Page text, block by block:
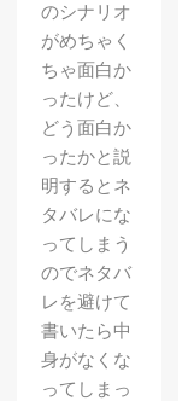
のシナリオ
がめちゃく
ちゃ面白か
ったけど、
どう面白か
ったかと説
明するとネ
タバレにな
ってしまう
のでネタバ
レを避けて
書いたら中
身がなくな
ってしまっ